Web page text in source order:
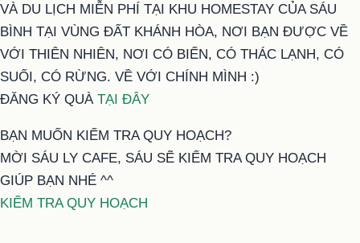
VÀ DU LỊCH MIỄN PHÍ TẠI KHU HOMESTAY CỦA SÁU
BÌNH TẠI VÙNG ĐẤT KHÁNH HÒA, NƠI BẠN ĐƯỢC VỀ
VỚI THIÊN NHIÊN, NƠI CÓ BIỂN, CÓ THÁC LẠNH, CÓ
SUỐI, CÓ RỪNG. VỀ VỚI CHÍNH MÌNH :)
ĐĂNG KÝ QUÀ TẠI ĐÂY
BẠN MUỐN KIỂM TRA QUY HOẠCH?
MỜI SÁU LY CAFE, SÁU SẼ KIỂM TRA QUY HOẠCH
GIÚP BẠN NHÉ ^^
KIỂM TRA QUY HOẠCH